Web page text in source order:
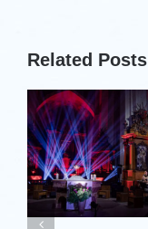
Related Posts